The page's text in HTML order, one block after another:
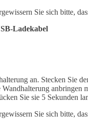
Sie sich bitte,
Ladekabel
an. Stecken Sie
Sie sie 5 Sekunden
Sie sich bitte,